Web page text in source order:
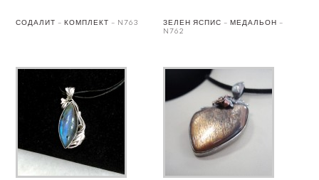
СОДАЛИТ – КОМПЛЕКТ – N763
ЗЕЛЕН ЯСПИС – МЕДАЛЬОН –
N762